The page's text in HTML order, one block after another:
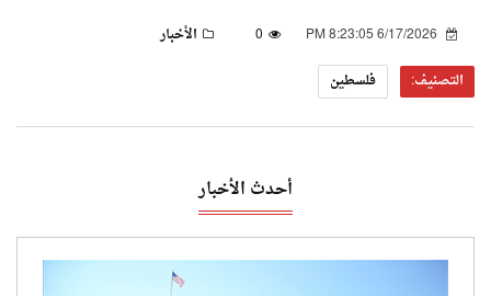
0
الأخبار
التصنيف:
فلسطين
أحدث الأخبار